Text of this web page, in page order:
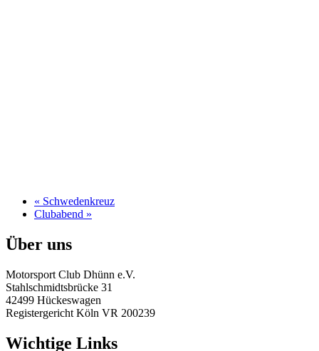
« Schwedenkreuz
Clubabend »
Über uns
Motorsport Club Dhünn e.V.
Stahlschmidtsbrücke 31
42499 Hückeswagen
Registergericht Köln VR 200239
Wichtige Links